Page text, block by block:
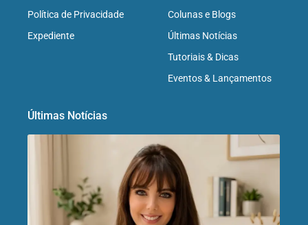
Política de Privacidade
Expediente
Colunas e Blogs
Últimas Notícias
Tutoriais & Dicas
Eventos & Lançamentos
Últimas Notícias